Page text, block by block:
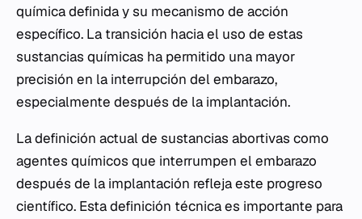
química definida y su mecanismo de acción
específico. La transición hacia el uso de estas
sustancias químicas ha permitido una mayor
precisión en la interrupción del embarazo,
especialmente después de la implantación.
La definición actual de sustancias abortivas como
agentes químicos que interrumpen el embarazo
después de la implantación refleja este progreso
científico. Esta definición técnica es importante para